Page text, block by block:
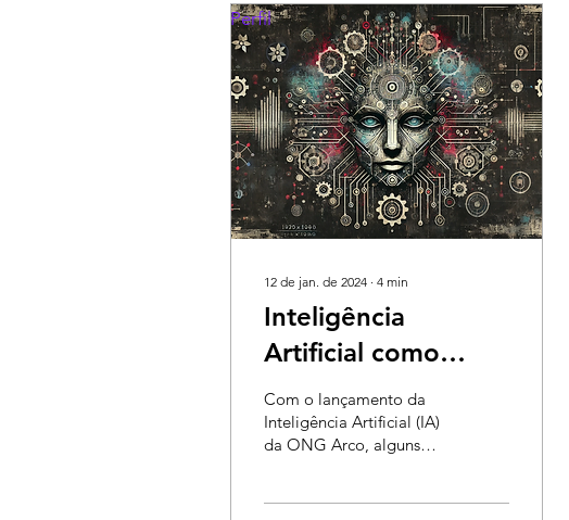
12 de jan. de 2024 ∙ 4 min
Inteligência
Artificial como
ferramenta da
Cibercultura
Com o lançamento da
Inteligência Artificial (IA)
da ONG Arco, alguns
Perfil